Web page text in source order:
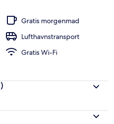
Gratis morgenmad
Lufthavnstransport
Gratis Wi-Fi